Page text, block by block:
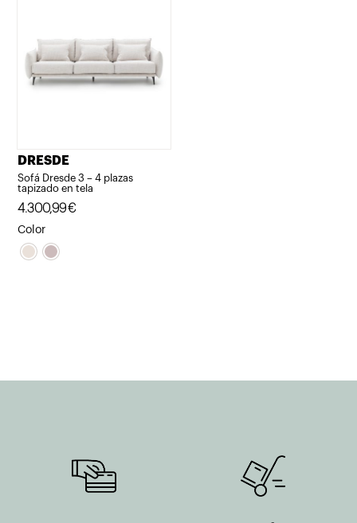
DRESDE
Sofá Dresde 3 – 4 plazas
tapizado en tela
4.300,99€
Color